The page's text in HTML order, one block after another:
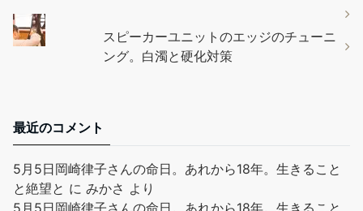
スピーカーユニットのエッジのチューニ
ング。白濁と硬化対策
最近のコメント
5月5日岡崎律子さんの命日。あれから18年。生きること
と絶望と に みかさ より